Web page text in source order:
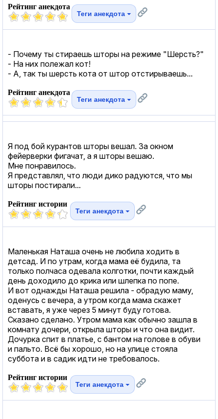
Рейтинг анекдота
Теги анекдота
- Почему ты стираешь шторы на режиме "Шерсть?"
- На них полежал кот!
- А, так ты шерсть кота от штор отстирываешь...
Рейтинг анекдота
Теги анекдота
Я под бой курантов шторы вешал. За окном
фейерверки фигачат, а я шторы вешаю.
Мне понравилось.
Я представлял, что люди дико радуются, что мы
шторы постирали...
Рейтинг истории
Теги анекдота
Маленькая Наташа очень не любила ходить в
детсад. И по утрам, когда мама её будила, та
только полчаса одевала колготки, почти каждый
день доходило до крика или шлепка по попе.
И вот однажды Наташа решила - обрадую маму,
оденусь с вечера, а утром когда мама скажет
вставать, я уже через 5 минут буду готова.
Сказано сделано. Утром мама как обычно зашла в
комнату дочери, открыла шторы и что она видит.
Дочурка спит в платье, с бантом на голове в обуви
и пальто. Всё бы хорошо, но на улице стояла
суббота и в садик идти не требовалось.
Рейтинг истории
Теги анекдота